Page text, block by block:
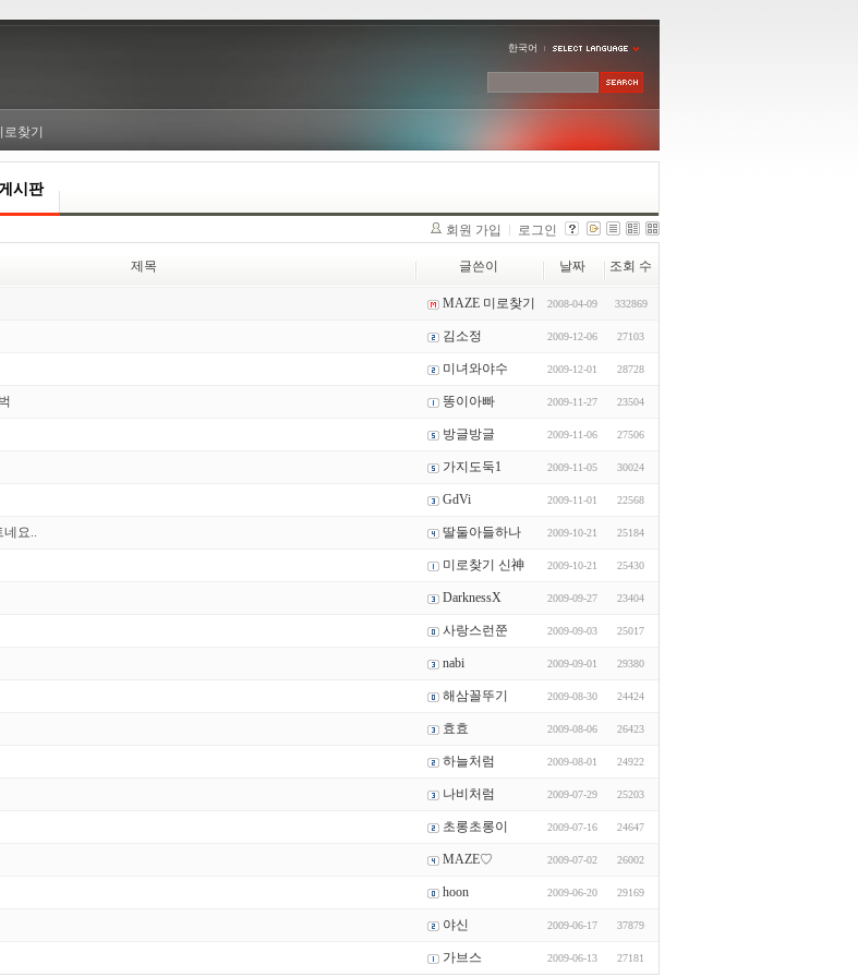
한국어
로찾기
시판
회원 가입 로그인
제목 글쓴이 날짜 조회 수
MAZE 미로찾기 2008-04-09 332869
김소정 2009-12-06 27103
미녀와야수 2009-12-01 28728
똥이아빠 2009-11-27 23504
방글방글 2009-11-06 27506
가지도둑1 2009-11-05 30024
GdVi 2009-11-01 22568
네요.. 딸둘아들하나 2009-10-21 25184
미로찾기 신神 2009-10-21 25430
DarknessX 2009-09-27 23404
사랑스런쭌 2009-09-03 25017
nabi 2009-09-01 29380
해삼꼴뚜기 2009-08-30 24424
효효 2009-08-06 26423
하늘처럼 2009-08-01 24922
나비처럼 2009-07-29 25203
초롱초롱이 2009-07-16 24647
MAZE♡ 2009-07-02 26002
hoon 2009-06-20 29169
야신 2009-06-17 37879
가브스 2009-06-13 27181